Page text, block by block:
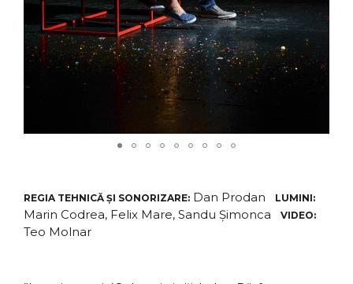
REGIA TEHNICĂ ȘI SONORIZARE: Dan Prodan LUMINI:
Marin Codrea, Felix Mare, Sandu Șimonca VIDEO:
Teo Molnar